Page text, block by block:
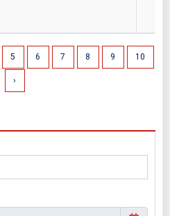
5 6 7 8 9 10
›